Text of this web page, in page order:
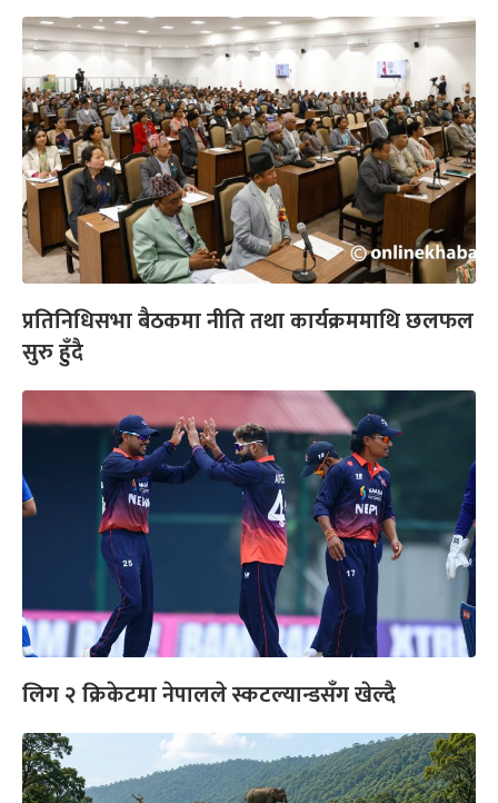
प्रतिनिधिसभा बैठकमा नीति तथा कार्यक्रममाथि छलफल
सुरु हुँदै
लिग २ क्रिकेटमा नेपालले स्कटल्यान्डसँग खेल्दै